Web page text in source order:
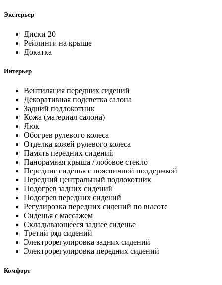
Экстерьер
Диски 20
Рейлинги на крыше
Докатка
Интерьер
Вентиляция передних сидений
Декоративная подсветка салона
Задний подлокотник
Кожа (материал салона)
Люк
Обогрев рулевого колеса
Отделка кожей рулевого колеса
Память передних сидений
Панорамная крыша / лобовое стекло
Передние сиденья с поясничной поддержкой
Передний центральный подлокотник
Подогрев задних сидений
Подогрев передних сидений
Регулировка передних сидений по высоте
Сиденья с массажем
Складывающееся заднее сиденье
Третий ряд сидений
Электрорегулировка задних сидений
Электрорегулировка передних сидений
Комфорт